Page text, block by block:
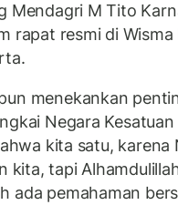
Mendagri M Tito
rapat resmi di
menekankan
Negara
kita satu, karena
kita, tapi
ada pemahaman